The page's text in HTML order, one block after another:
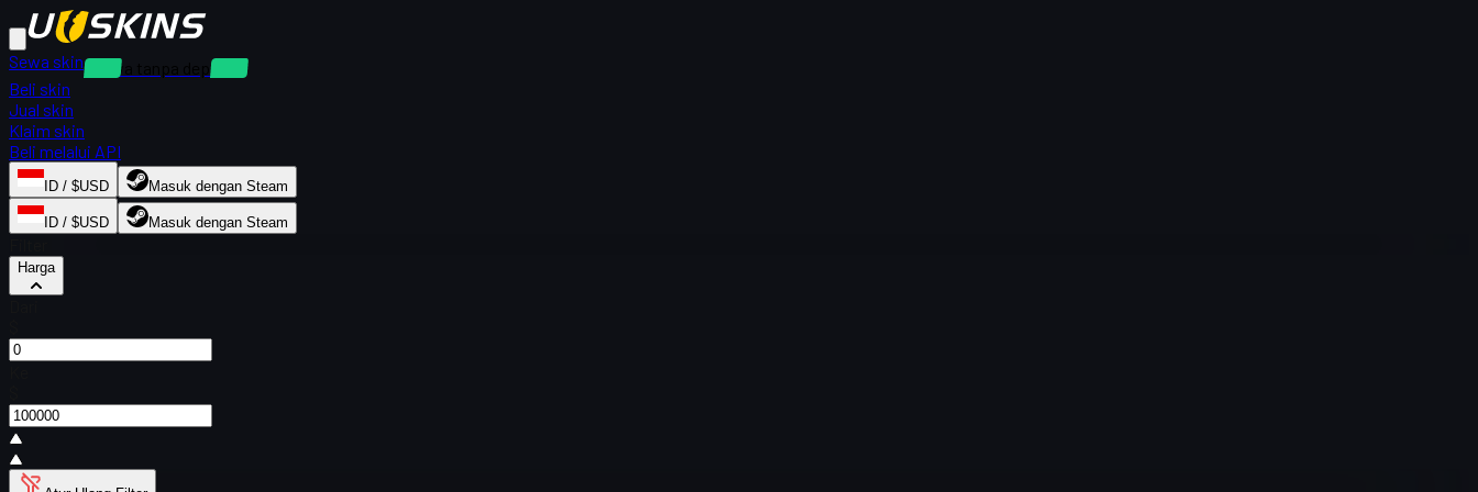
Sewa skin
Sewa tanpa deposit
Beli skin
Jual skin
Klaim skin
Beli melalui API
ID / $USD Masuk dengan Steam
ID / $USD Masuk dengan Steam
Harga